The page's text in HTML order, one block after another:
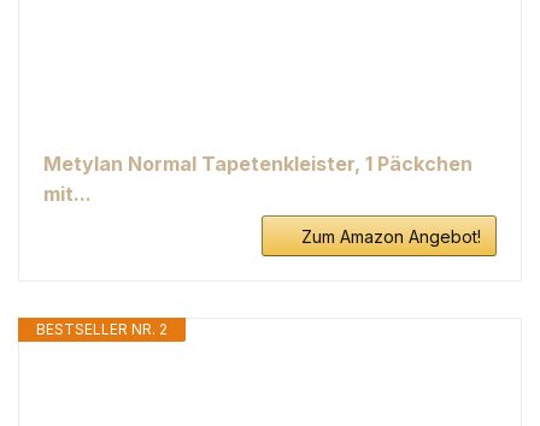
Metylan Normal Tapetenkleister, 1 Päckchen
mit...
Zum Amazon Angebot!
BESTSELLER NR. 2